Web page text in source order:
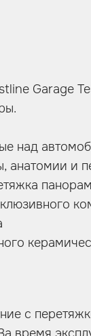
Garage
над
анатомии и
с